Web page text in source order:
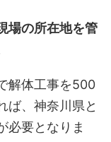
場の所在地を管
解体工事を500
ば、神奈川県と
必要となりま